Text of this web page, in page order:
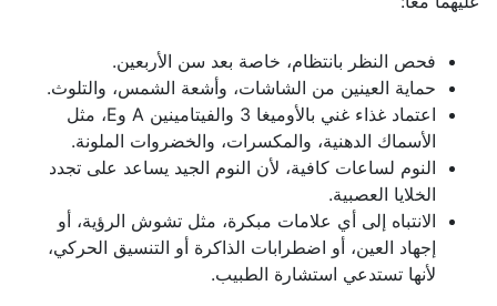
فحص النظر بانتظام، خاصة بعد سن الأربعين.
حماية العينين من الشاشات، وأشعة الشمس، والتلوث.
اعتماد غذاء غني بالأوميغا 3 والفيتامينين A وE، مثل
الأسماك الدهنية، والمكسرات، والخضروات الملونة.
النوم لساعات كافية، لأن النوم الجيد يساعد على تجدد
الخلايا العصبية.
الانتباه إلى أي علامات مبكرة، مثل تشوش الرؤية، أو
إجهاد العين، أو اضطرابات الذاكرة أو التنسيق الحركي،
لأنها تستدعي استشارة الطبيب.